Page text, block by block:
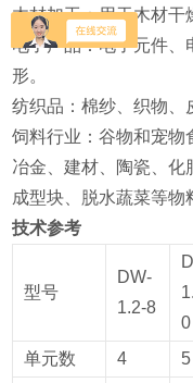
木材加工‌：用于木材干
电子产品‌：电子元件、
形‌。
纺织品‌：棉纱、织物、
饲料行业‌：谷物和宠物
冶金、建材、陶瓷、
成型块、脱水蔬菜等物
技术参考
型号
DW-
1.2-8
0
单元数 4 5